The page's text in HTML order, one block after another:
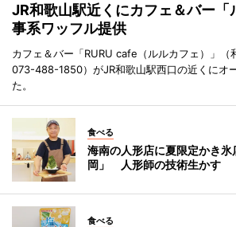
JR和歌山駅近くにカフェ＆バー
事系ワッフル提供
カフェ＆バー「RURU cafe（ルルカフェ）」（
073-488-1850）がJR和歌山駅西口の近くにオ
た。
食べる
海南の人形店に夏限定かき氷
岡」 人形師の技術生かす
食べる